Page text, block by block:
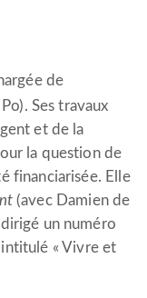
de
Ses travaux
et de la
la question de
financiarisée. Elle
(avec Damien de
un numéro
intitulé « Vivre et